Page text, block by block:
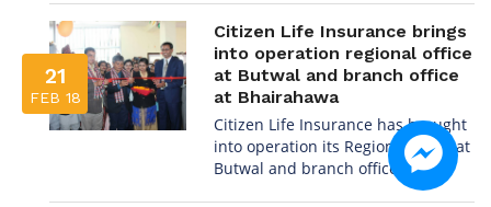
21
FEB 18
Citizen Life Insurance brings
into operation regional office
at Butwal and branch office
at Bhairahawa
Citizen Life Insurance has brought
into operation its Regional office at
Butwal and branch office....